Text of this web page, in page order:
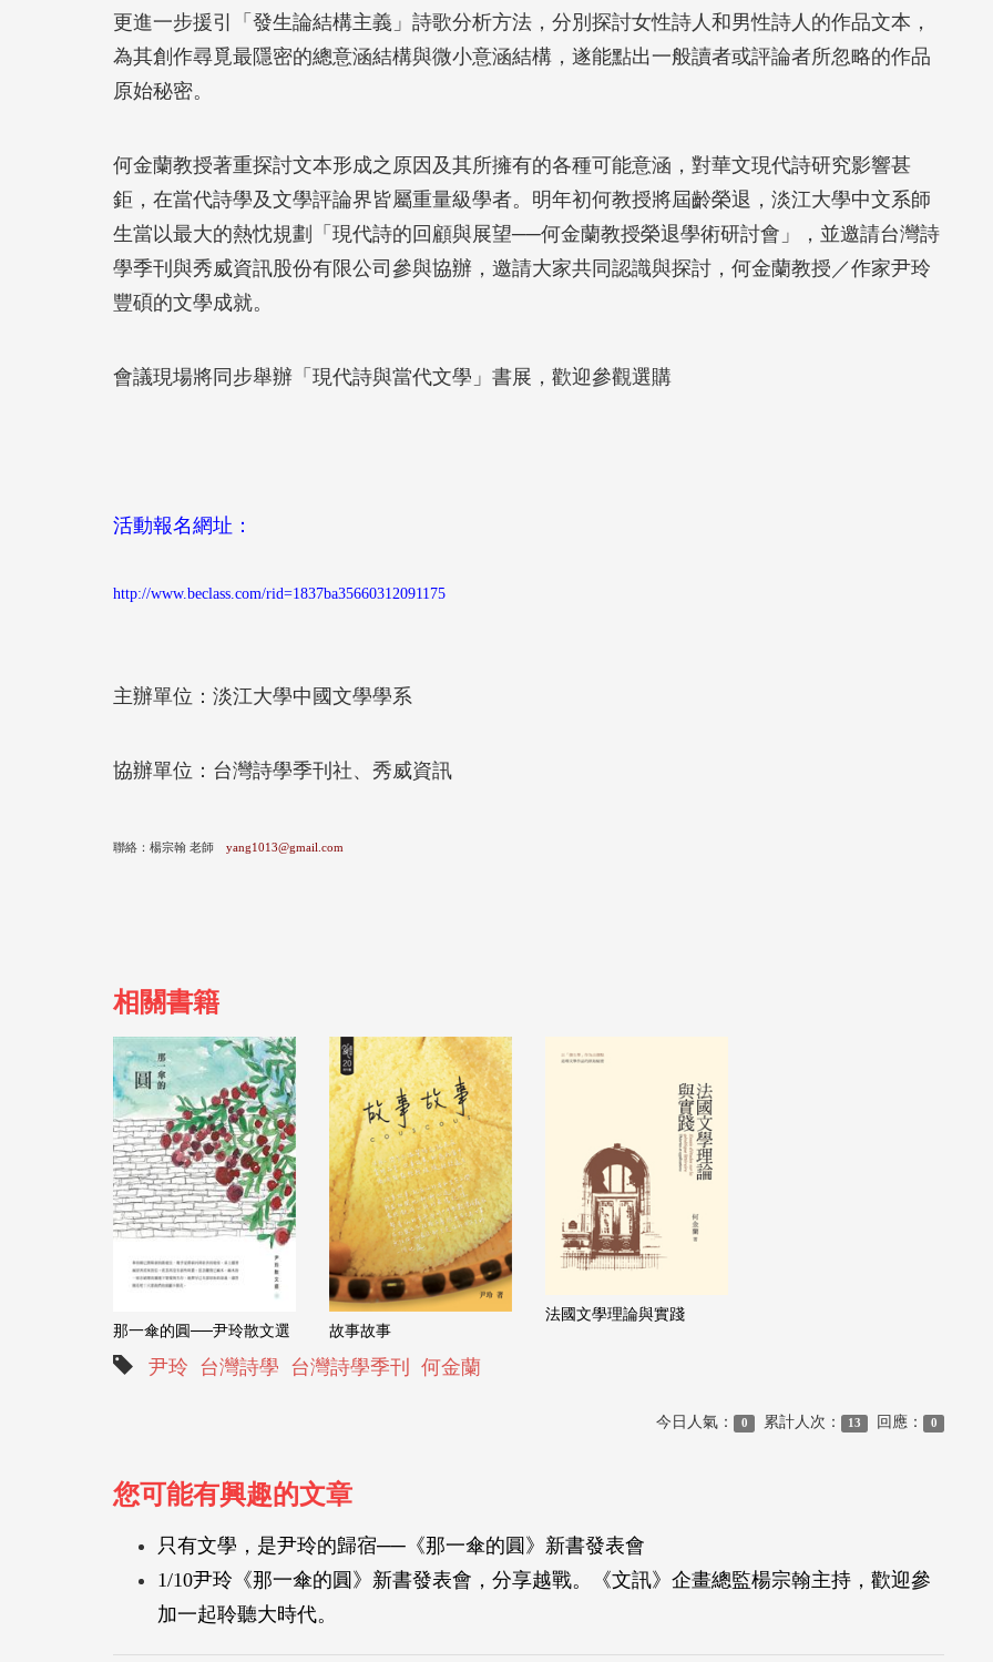
更進一步援引「發生論結構主義」詩歌分析方法，分別探討女性詩人和男性詩人的作品文本，
為其創作尋覓最隱密的總意涵結構與微小意涵結構，遂能點出一般讀者或評論者所忽略的作品
原始秘密。
何金蘭教授著重探討文本形成之原因及其所擁有的各種可能意涵，對華文現代詩研究影響甚
鉅，在當代詩學及文學評論界皆屬重量級學者。明年初何教授將屆齡榮退，淡江大學中文系師
生當以最大的熱忱規劃「現代詩的回顧與展望──何金蘭教授榮退學術研討會」，並邀請台灣詩
學季刊與秀威資訊股份有限公司參與協辦，邀請大家共同認識與探討，何金蘭教授／作家尹玲
豐碩的文學成就。
會議現場將同步舉辦「現代詩與當代文學」書展，歡迎參觀選購
活動報名網址：
http://www.beclass.com/rid=1837ba35660312091175
主辦單位：淡江大學中國文學學系
協辦單位：台灣詩學季刊社、秀威資訊
聯絡：楊宗翰 老師 yang1013@gmail.com
相關書籍
那一傘的圓──尹玲散文選 故事故事
法國文學理論與實踐
尹玲 台灣詩學 台灣詩學季刊 何金蘭
今日人氣： 0 累計人次： 13 回應： 0
您可能有興趣的文章
只有文學，是尹玲的歸宿──《那一傘的圓》新書發表會
1/10尹玲《那一傘的圓》新書發表會，分享越戰。《文訊》企畫總監楊宗翰主持，歡迎參
加一起聆聽大時代。